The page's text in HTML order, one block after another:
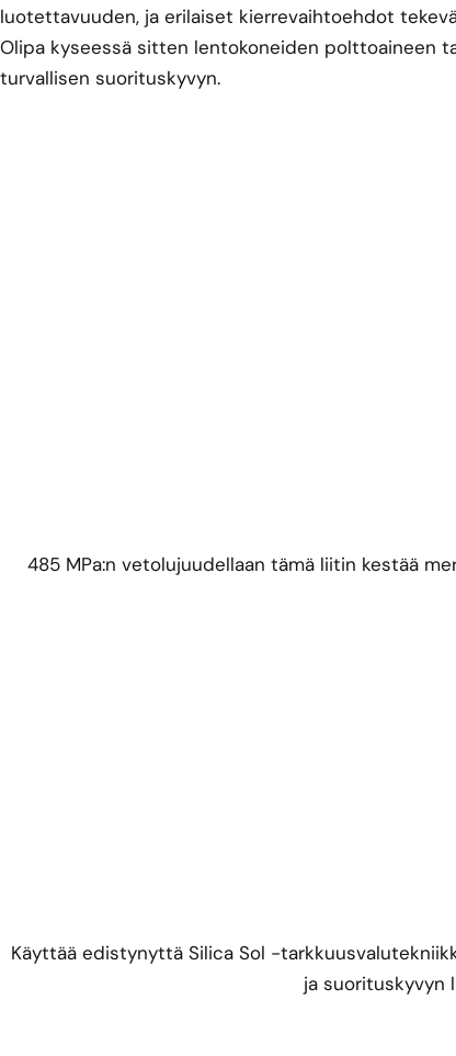
luotettavuuden, ja erilaiset kierrevaihtoehdot
Olipa kyseessä sitten lentokoneiden polttoaineen
turvallisen suorituskyvyn.
485 MPa:n vetolujuudellaan tämä liitin kestää
Käyttää edistynyttä Silica Sol -
ja suorituskyvyn